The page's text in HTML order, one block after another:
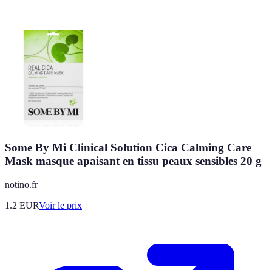
Some By Mi Clinical Solution Cica Calming Care
Mask masque apaisant en tissu peaux sensibles 20 g
notino.fr
1.2 EURVoir le prix